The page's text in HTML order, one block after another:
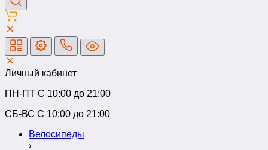
Личный кабинет
ПН-ПТ C 10:00 до 21:00
СБ-ВС С 10:00 до 21:00
Велосипеды